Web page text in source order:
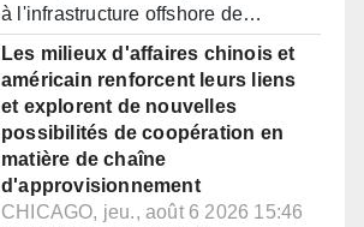
à l'infrastructure offshore de…
Les milieux d'affaires chinois et
américain renforcent leurs liens
et explorent de nouvelles
possibilités de coopération en
matière de chaîne
d'approvisionnement
CHICAGO, jeu., août 6 2026 15:46